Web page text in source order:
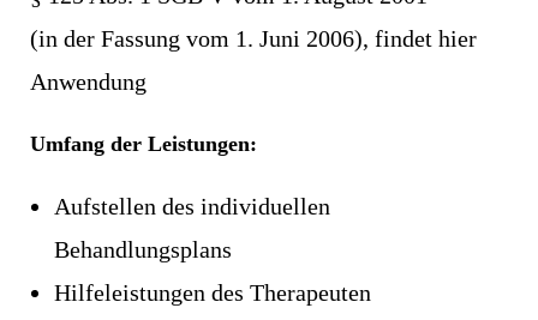
(in der Fassung vom 1. Juni 2006), findet hier
Anwendung
Umfang der Leistungen:
Aufstellen des individuellen
Behandlungsplans
Hilfeleistungen des Therapeuten